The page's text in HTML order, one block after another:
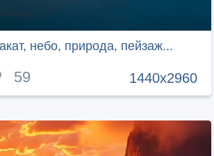
небо, природа, пейзаж...
1440x2960
59